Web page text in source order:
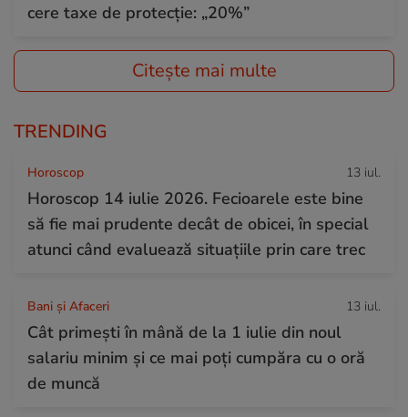
cere taxe de protecție: „20%”
Citește mai multe
TRENDING
Horoscop 13 iul.
Horoscop 14 iulie 2026. Fecioarele este bine
să fie mai prudente decât de obicei, în special
atunci când evaluează situațiile prin care trec
Bani și Afaceri 13 iul.
Cât primești în mână de la 1 iulie din noul
salariu minim și ce mai poți cumpăra cu o oră
de muncă